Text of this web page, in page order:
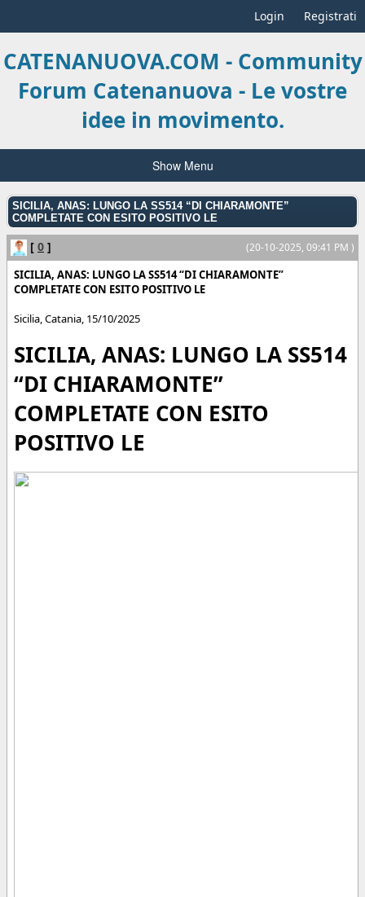
Login Registrati
CATENANUOVA.COM - Community
Forum Catenanuova - Le vostre
idee in movimento.
Show Menu
SICILIA, ANAS: LUNGO LA SS514 “DI CHIARAMONTE”
COMPLETATE CON ESITO POSITIVO LE
(20-10-2025, 09:41 PM )
[ 0 ]
SICILIA, ANAS: LUNGO LA SS514 “DI CHIARAMONTE”
COMPLETATE CON ESITO POSITIVO LE
Sicilia,Catania, 15/10/2025
SICILIA, ANAS: LUNGO LA SS514
“DI CHIARAMONTE”
COMPLETATE CON ESITO
POSITIVO LE